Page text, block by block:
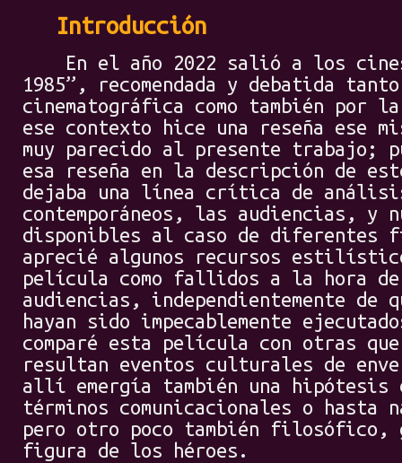
Introducción
En el año 2022 salió a los
1985”, recomendada y debatida
cinematográfica como también
ese contexto hice una reseña ese
muy parecido al presente trabajo;
esa reseña en la descripción de
dejaba una línea crítica de
contemporáneos, las audiencias, y
disponibles al caso de diferentes
aprecié algunos recursos
película como fallidos a la hora
audiencias, independientemente de
hayan sido impecablemente
comparé esta película con otras
resultan eventos culturales de
allí emergía también una hipótesis
términos comunicacionales o
pero otro poco también filosófico,
figura de los héroes.